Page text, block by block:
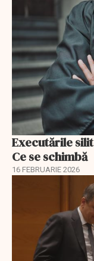
Executările
Ce se schimbă
16 FEBRUARIE 2026